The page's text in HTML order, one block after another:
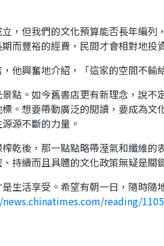
但我們的文化預算能否長年編列
而豐裕的經費，民間才會相對地投
興奮地介紹，「這家的空間不輸
。如今舊書店更有新理念，說不
。想要帶動廣泛的閱讀，要成為
源不斷的力量。
後，那一點點略帶溼氣和纖維的
持續而且具體的文化政策無疑是關
活享受。希望有朝一日，隨時隨
reading/